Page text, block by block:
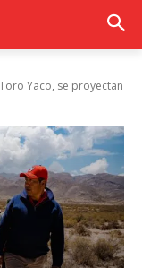
Yaco, se proyectan